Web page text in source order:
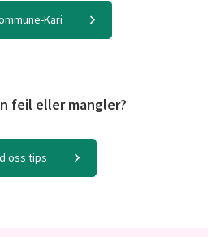
Kari
feil eller mangler?
oss tips